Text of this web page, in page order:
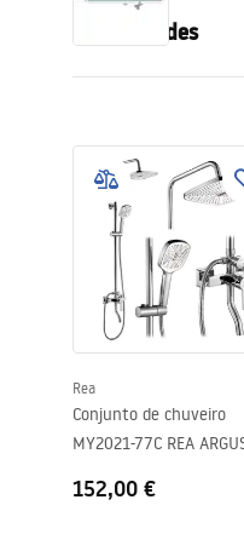
Propriedades
Tipo de cabina
Cor do vidro
Seria
Altura (mm)
Direção da cabina
Rea
Conjunto de chuveiro
MY2021-77C REA
152,00 €